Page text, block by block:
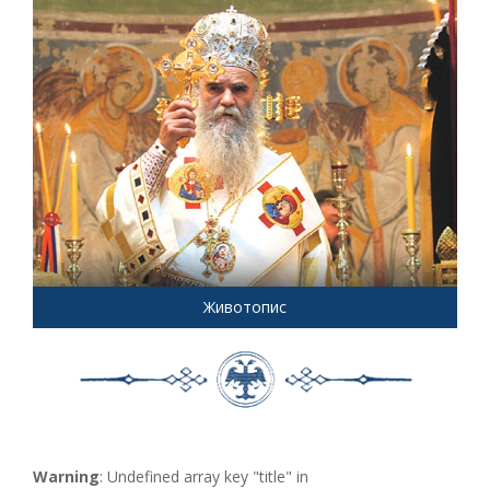
Животопис
Warning: Undefined array key "title" in